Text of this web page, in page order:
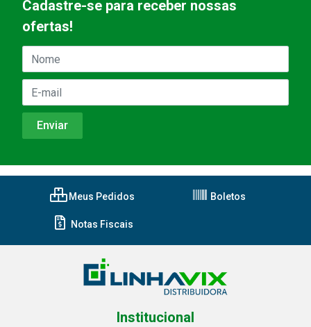
Cadastre-se para receber nossas
ofertas!
Meus Pedidos Boletos
Notas Fiscais
Institucional